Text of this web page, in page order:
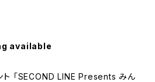
available
「SECOND LINE Presents みん